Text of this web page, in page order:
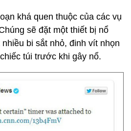
khá quen thuộc của các vụ
sẽ đặt một thiết bị nổ
bi sắt nhỏ, đinh vít nhọn
túi trước khi gây nổ.